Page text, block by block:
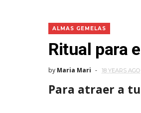
ALMAS GEMELAS
Ritual para
by Maria Mari 18 YEARS AGO
Para atraer a